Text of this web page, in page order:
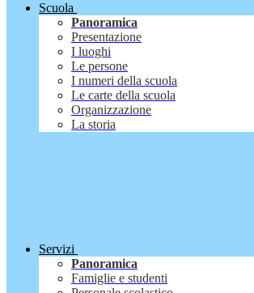
Scuola
Panoramica
Presentazione
I luoghi
Le persone
I numeri della scuola
Le carte della scuola
Organizzazione
La storia
Servizi
Panoramica
Famiglie e studenti